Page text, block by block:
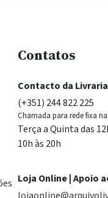
Contatos
Contacto da Livraria
(+351) 244 822 225
Chamada para rede fixa
Terça a Quinta das
10h às 20h
Loja Online | Apoio